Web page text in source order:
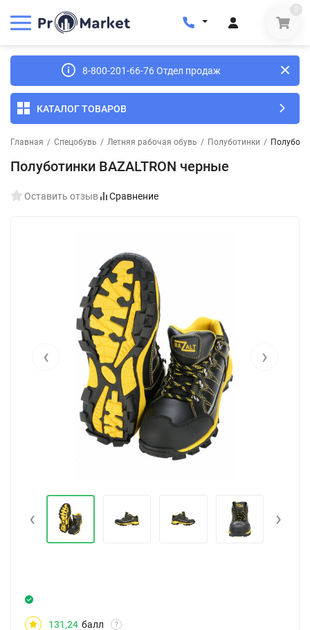
0
8-800-201-66-76 Отдел продаж
КАТАЛОГ ТОВАРОВ
Главная / Спецобувь / Летняя рабочая обувь / Полуботинки /
Полуботинки BAZALTRON черные
Оставить отзыв Сравнение
‹ ›
‹ ›
131,24 балл ?